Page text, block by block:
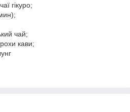
гікуро;
чай;
кави;